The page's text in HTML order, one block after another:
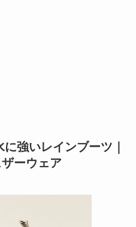
強いレインブーツ｜
ーウェア